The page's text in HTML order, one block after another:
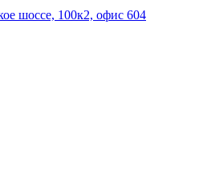
шоссе, 100к2, офис 604